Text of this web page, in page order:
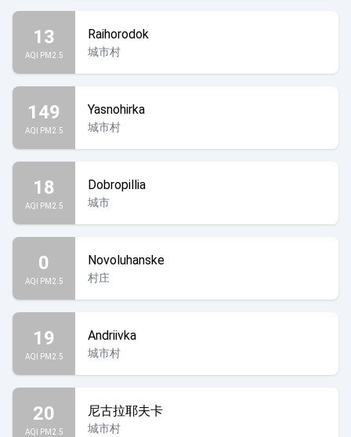
13
AQI PM2.5
Raihorodok
城市村
149
AQI PM2.5
Yasnohirka
城市村
18
AQI PM2.5
Dobropillia
城市
0
AQI PM2.5
Novoluhanske
村庄
19
AQI PM2.5
Andriivka
城市村
20
AQI PM2.5
尼古拉耶夫卡
城市村